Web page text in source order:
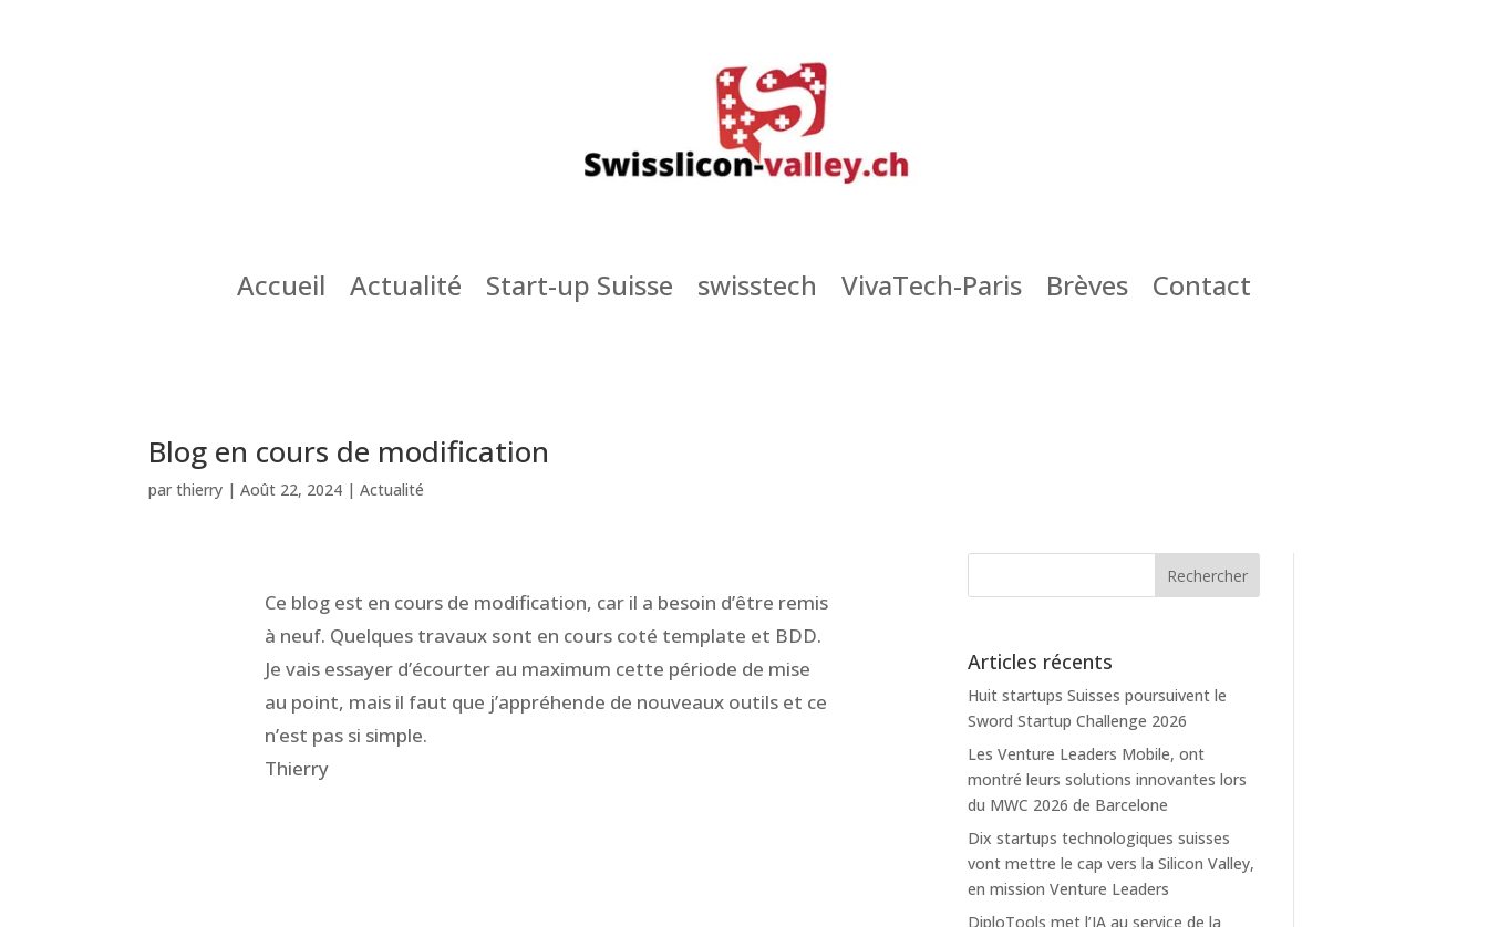
Accueil Actualité Start-up Suisse swisstech VivaTech-Paris Brèves Contact
Blog en cours de modification
parthierry |Août 22, 2024 |Actualité
Ce blog est en cours de modification, car il a besoin d’être remis
à neuf. Quelques travaux sont en cours coté template et BDD.
Je vais essayer d’écourter au maximum cette période de mise
au point, mais il faut que j’appréhende de nouveaux outils et ce
n’est pas si simple.
Thierry
Articles récents
Huit startups Suisses poursuivent le
Sword Startup Challenge 2026
Les Venture Leaders Mobile, ont
montré leurs solutions innovantes lors
du MWC 2026 de Barcelone
Dix startups technologiques suisses
vont mettre le cap vers la Silicon Valley,
en mission Venture Leaders
DiploTools met l’IA au service de la